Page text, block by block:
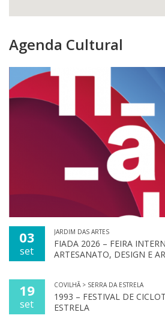
Agenda Cultural
03
set
JARDIM DAS ARTES
FIADA 2026 – FEIRA
ARTESANATO, DESIGN E
19
set
COVILHÃ > SERRA DA ESTRELA
1993 – FESTIVAL DE
ESTRELA